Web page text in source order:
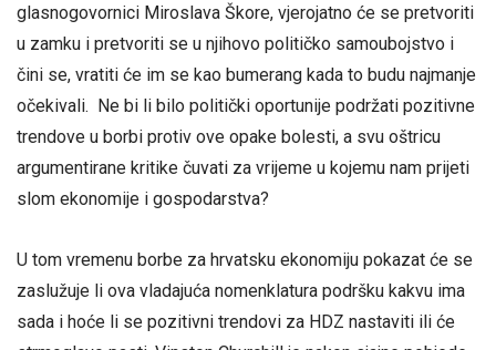
glasnogovornici Miroslava Škore, vjerojatno će se pretvoriti
u zamku i pretvoriti se u njihovo političko samoubojstvo i
čini se, vratiti će im se kao bumerang kada to budu najmanje
očekivali. Ne bi li bilo politički oportunije podržati pozitivne
trendove u borbi protiv ove opake bolesti, a svu oštricu
argumentirane kritike čuvati za vrijeme u kojemu nam prijeti
slom ekonomije i gospodarstva?
U tom vremenu borbe za hrvatsku ekonomiju pokazat će se
zaslužuje li ova vladajuća nomenklatura podršku kakvu ima
sada i hoće li se pozitivni trendovi za HDZ nastaviti ili će